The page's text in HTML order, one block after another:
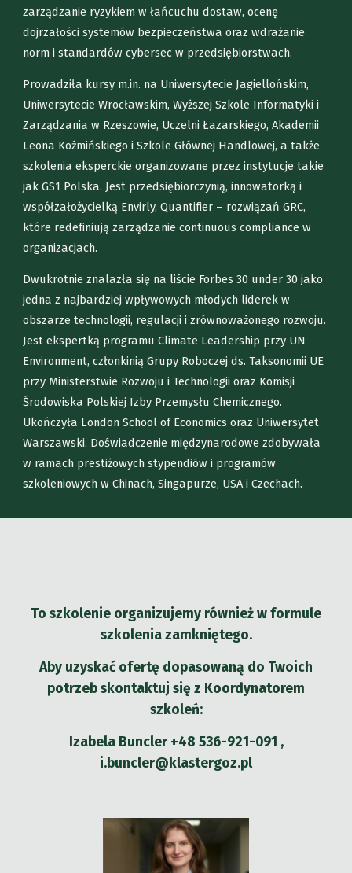
zarządzanie ryzykiem w łańcuchu dostaw, ocenę
dojrzałości systemów bezpieczeństwa oraz wdrażanie
norm i standardów cybersec w przedsiębiorstwach.
Prowadziła kursy m.in. na Uniwersytecie Jagiellońskim,
Uniwersytecie Wrocławskim, Wyższej Szkole Informatyki i
Zarządzania w Rzeszowie, Uczelni Łazarskiego, Akademii
Leona Koźmińskiego i Szkole Głównej Handlowej, a także
szkolenia eksperckie organizowane przez instytucje takie
jak GS1 Polska. Jest przedsiębiorczynią, innowatorką i
współzałożycielką Envirly, Quantifier – rozwiązań GRC,
które redefiniują zarządzanie continuous compliance w
organizacjach.
Dwukrotnie znalazła się na liście Forbes 30 under 30 jako
jedna z najbardziej wpływowych młodych liderek w
obszarze technologii, regulacji i zrównoważonego rozwoju.
Jest ekspertką programu Climate Leadership przy UN
Environment, członkinią Grupy Roboczej ds. Taksonomii UE
przy Ministerstwie Rozwoju i Technologii oraz Komisji
Środowiska Polskiej Izby Przemysłu Chemicznego.
Ukończyła London School of Economics oraz Uniwersytet
Warszawski. Doświadczenie międzynarodowe zdobywała
w ramach prestiżowych stypendiów i programów
szkoleniowych w Chinach, Singapurze, USA i Czechach.
To szkolenie organizujemy również w formule
szkolenia zamkniętego.
Aby uzyskać ofertę dopasowaną do Twoich
potrzeb skontaktuj się z Koordynatorem
szkoleń:
Izabela Buncler +48 536-921-091 ,
i.buncler@klastergoz.pl